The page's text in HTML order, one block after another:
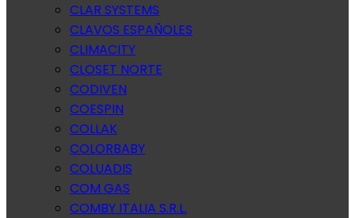
CLAR SYSTEMS
CLAVOS ESPAÑOLES
CLIMACITY
CLOSET NORTE
CODIVEN
COESPIN
COLLAK
COLORBABY
COLUADIS
COM GAS
COMBY ITALIA S.R.L.